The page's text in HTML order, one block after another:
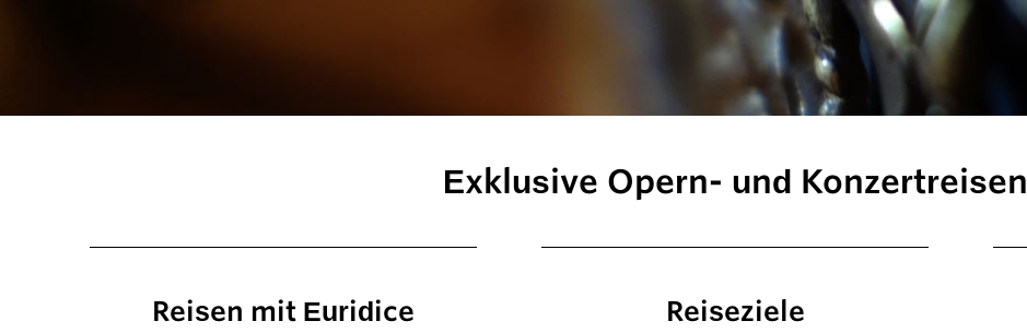
Exklusive Opern- und Konzertreisen
Reisen mit Euridice
Reiseziele